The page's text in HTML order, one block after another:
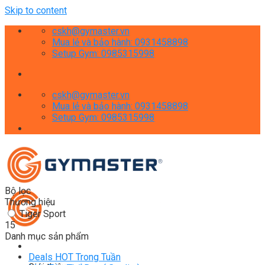
Skip to content
cskh@gymaster.vn
Mua lẻ và bảo hành: 0931458898
Setup Gym: 0985315998
cskh@gymaster.vn
Mua lẻ và bảo hành: 0931458898
Setup Gym: 0985315998
Bộ lọc
Thương hiệu
Tiger Sport
15
Danh mục sản phẩm
Deals HOT Trong Tuần